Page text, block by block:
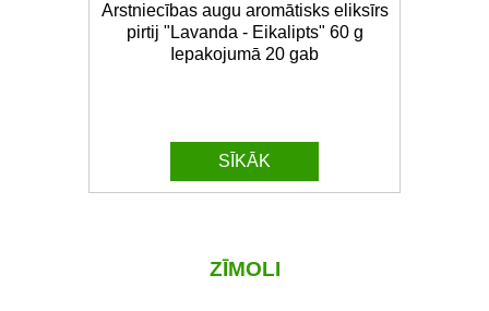
Arstniecības augu aromātisks eliksīrs
pirtij "Lavanda - Eikalipts" 60 g
Iepakojumā 20 gab
SĪKĀK
ZĪMOLI